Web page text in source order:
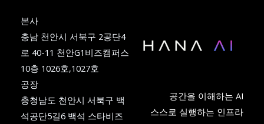
본사
충남 천안시 서북구 2공단4
로 40-11 천안G1비즈캠퍼스
10층 1026호,1027호
공장
충청남도 천안시 서북구 백
석공단5길6 백석 스타비즈
공간을 이해하는 AI
스스로 실행하는 인프라